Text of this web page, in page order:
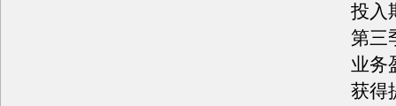
投入
第三
业务
获得